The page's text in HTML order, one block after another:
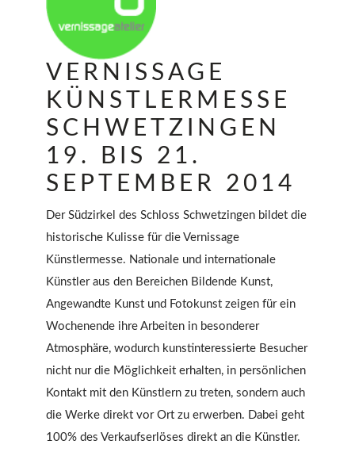
VERNISSAGE
KÜNSTLERMESSE
SCHWETZINGEN
19. BIS 21.
SEPTEMBER 2014
Der Südzirkel des Schloss Schwetzingen bildet die
historische Kulisse für die Vernissage
Künstlermesse. Nationale und internationale
Künstler aus den Bereichen Bildende Kunst,
Angewandte Kunst und Fotokunst zeigen für ein
Wochenende ihre Arbeiten in besonderer
Atmosphäre, wodurch kunstinteressierte Besucher
nicht nur die Möglichkeit erhalten, in persönlichen
Kontakt mit den Künstlern zu treten, sondern auch
die Werke direkt vor Ort zu erwerben. Dabei geht
100% des Verkaufserlöses direkt an die Künstler.